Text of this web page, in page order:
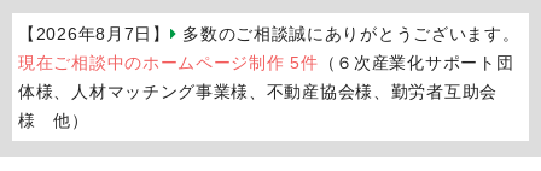
【2026年8月7日】
多数のご相談誠にありがとうございます。
現在ご相談中のホームページ制作 5件 （６次産業化サポート団
体様、人材マッチング事業様、不動産協会様、勤労者互助会
様 他）